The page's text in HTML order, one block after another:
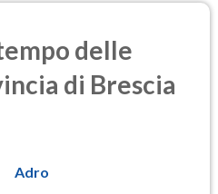
delle
di Brescia
Adro